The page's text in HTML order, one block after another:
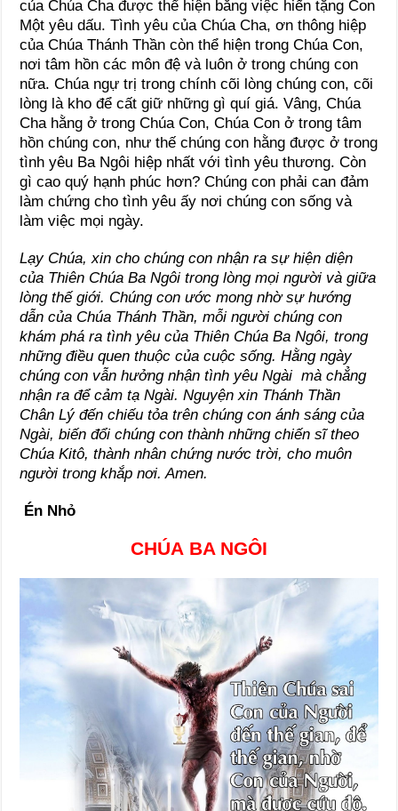
của Chúa Cha được thể hiện bằng việc hiến tặng Con
Một yêu dấu. Tình yêu của Chúa Cha, ơn thông hiệp
của Chúa Thánh Thần còn thể hiện trong Chúa Con,
nơi tâm hồn các môn đệ và luôn ở trong chúng con
nữa. Chúa ngự trị trong chính cõi lòng chúng con, cõi
lòng là kho để cất giữ những gì quí giá. Vâng, Chúa
Cha hằng ở trong Chúa Con, Chúa Con ở trong tâm
hồn chúng con, như thế chúng con hằng được ở trong
tình yêu Ba Ngôi hiệp nhất với tình yêu thương. Còn
gì cao quý hạnh phúc hơn? Chúng con phải can đảm
làm chứng cho tình yêu ấy nơi chúng con sống và
làm việc mọi ngày.
Lạy Chúa, xin cho chúng con nhận ra sự hiện diện
của Thiên Chúa Ba Ngôi trong lòng mọi người và giữa
lòng thế giới. Chúng con ước mong nhờ sự hướng
dẫn của Chúa Thánh Thần, mỗi người chúng con
khám phá ra tình yêu của Thiên Chúa Ba Ngôi, trong
những điều quen thuộc của cuộc sống. Hằng ngày
chúng con vẫn hưởng nhận tình yêu Ngài mà chẳng
nhận ra để cảm tạ Ngài. Nguyện xin Thánh Thần
Chân Lý đến chiếu tỏa trên chúng con ánh sáng của
Ngài, biến đổi chúng con thành những chiến sĩ theo
Chúa Kitô, thành nhân chứng nước trời, cho muôn
người trong khắp nơi. Amen.
Én Nhỏ
CHÚA BA NGÔI